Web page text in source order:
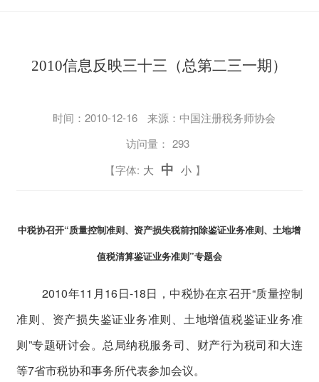
2010信息反映三十三（总第二三一期）
时间：2010-12-16
来源：中国注册税务师协会
访问量： 293
【字体: 大 中 小 】
中税协召开“质量控制准则、资产损失税前扣除鉴证业务准则、土地增
值税清算鉴证业务准则”专题会
2010年11月16日-18日，中税协在京召开“质量控制
准则、资产损失鉴证业务准则、土地增值税鉴证业务准
则”专题研讨会。总局纳税服务司、财产行为税司和大连
等7省市税协和事务所代表参加会议。